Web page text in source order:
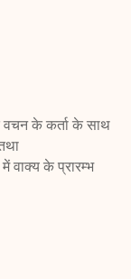
के कर्ता के साथ
के प्रारम्भ